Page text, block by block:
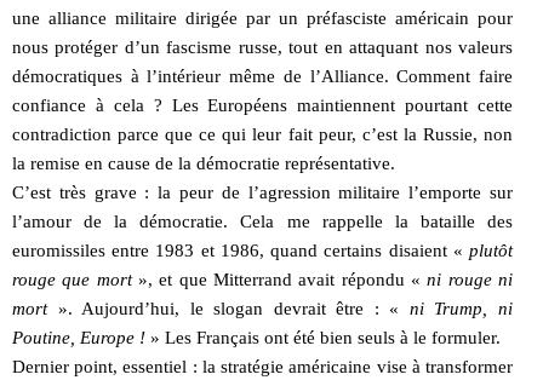
une alliance militaire dirigée par un préfasciste américain pour
nous protéger d’un fascisme russe, tout en attaquant nos valeurs
démocratiques à l’intérieur même de l’Alliance. Comment faire
confiance à cela ? Les Européens maintiennent pourtant cette
contradiction parce que ce qui leur fait peur, c’est la Russie, non
la remise en cause de la démocratie représentative.
C’est très grave : la peur de l’agression militaire l’emporte sur
l’amour de la démocratie. Cela me rappelle la bataille des
euromissiles entre 1983 et 1986, quand certains disaient « plutôt
rouge que mort», et que Mitterrand avait répondu «ni rouge ni
mort». Aujourd’hui, le slogan devrait être : « ni Trump, ni
Poutine, Europe ! » Les Français ont été bien seuls à le formuler.
Dernier point, essentiel : la stratégie américaine vise à transformer